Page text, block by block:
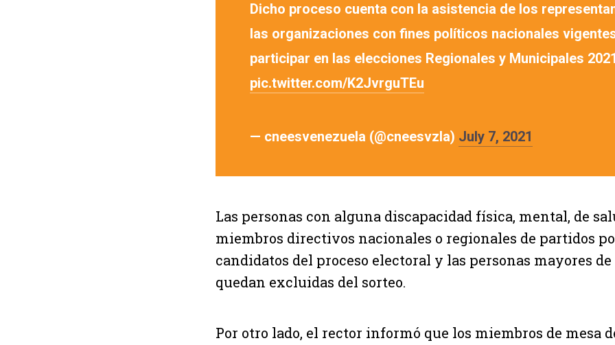
Dicho proceso cuenta con la asistencia de los
las organizaciones con fines políticos nacionales
participar en las elecciones Regionales y Municipales
pic.twitter.com/K2JvrguTEu
— cneesvenezuela (@cneesvzla) July 7, 2021
Las personas con alguna discapacidad física, mental, de
miembros directivos nacionales o regionales de partidos
candidatos del proceso electoral y las personas mayores de
quedan excluidas del sorteo.
Por otro lado, el rector informó que los miembros de mesa